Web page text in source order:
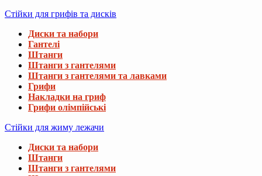
Стійки для грифів та дисків
Диски та набори
Гантелі
Штанги
Штанги з гантелями
Штанги з гантелями та лавками
Грифи
Накладки на гриф
Грифи олімпійські
Стійки для жиму лежачи
Диски та набори
Штанги
Штанги з гантелями